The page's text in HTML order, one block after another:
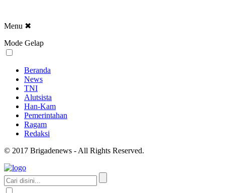
Menu ✖
Mode Gelap
Beranda
News
TNI
Alutsista
Han-Kam
Pemerintahan
Ragam
Redaksi
© 2017 Brigadenews - All Rights Reserved.